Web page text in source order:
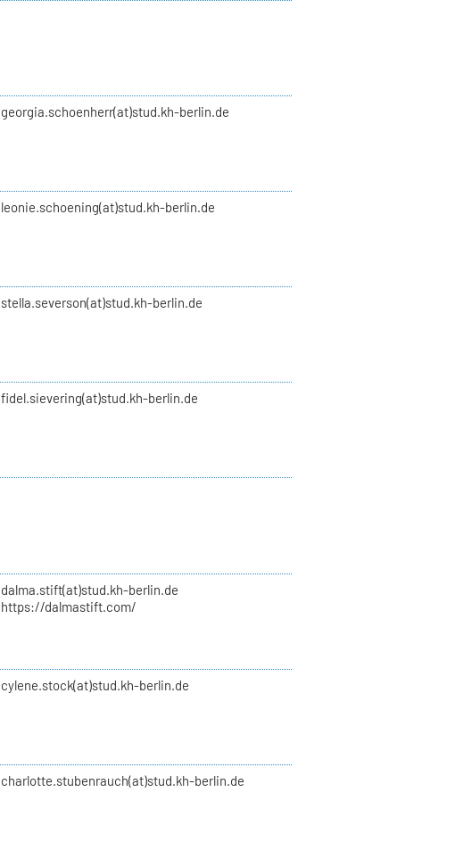
georgia.schoenherr(at)stud.kh-berlin.de
leonie.schoening(at)stud.kh-berlin.de
stella.severson(at)stud.kh-berlin.de
fidel.sievering(at)stud.kh-berlin.de
dalma.stift(at)stud.kh-berlin.de
https://dalmastift.com/
cylene.stock(at)stud.kh-berlin.de
charlotte.stubenrauch(at)stud.kh-berlin.de